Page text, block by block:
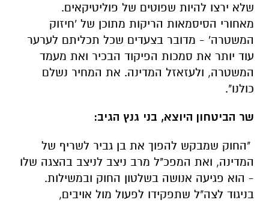
שלא ירצו להיות שפוטים של פוליטיקאים.
מאחורי הסיסמאות הריקות מתוכן של 'חיזוק
המשטרה' - מדובר בצעדים שכל תכליתם לערער
עוד יותר את סמכות הפיקוד הבכיר ואת מעמד
המשטרה, ולעזאזל המדינה. את המחיר נשלם
כולנו".
שר הביטחון היוצא, בני גנץ הגיב:
"החוק שמבקש להפוך את בן גביר לשריף של
המדינה, ואת המפכ"ל מרב ניצב לניצב בהצגה שלו
- הוא פגיעה אנושה בשלטון החוק ובמשילות.
בניגוד לצה"ל שתפקידו לפעול מול אויבים,